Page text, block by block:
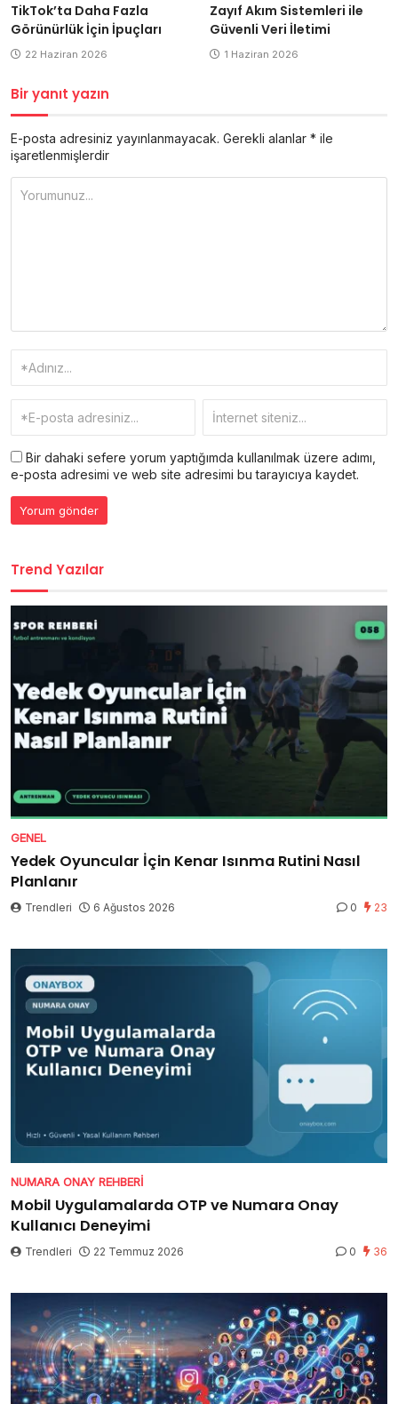
TikTok’ta Daha Fazla
Görünürlük İçin İpuçları
22 Haziran 2026
Zayıf Akım Sistemleri ile
Güvenli Veri İletimi
1 Haziran 2026
Bir yanıt yazın
E-posta adresiniz yayınlanmayacak. Gerekli alanlar * ile
işaretlenmişlerdir
Bir dahaki sefere yorum yaptığımda kullanılmak üzere adımı,
e-posta adresimi ve web site adresimi bu tarayıcıya kaydet.
Trend Yazılar
GENEL
Yedek Oyuncular İçin Kenar Isınma Rutini Nasıl
Planlanır
Trendleri 6 Ağustos 2026 0 23
NUMARA ONAY REHBERI
Mobil Uygulamalarda OTP ve Numara Onay
Kullanıcı Deneyimi
Trendleri 22 Temmuz 2026 0 36